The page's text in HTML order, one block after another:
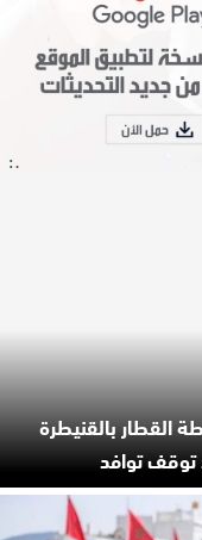
القطار بالقنيطرة
توقف توافد